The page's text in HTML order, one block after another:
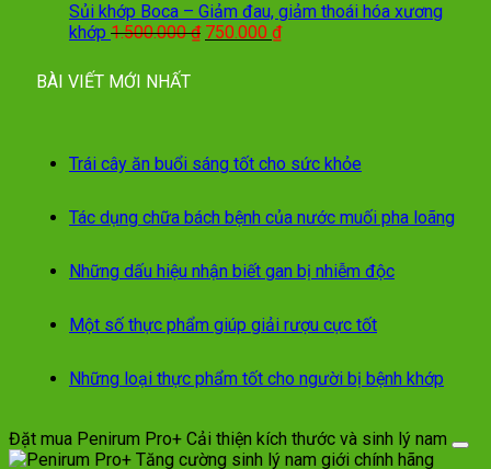
Sủi khớp Boca – Giảm đau, giảm thoái hóa xương
khớp 1.500.000₫ Giá
750.000 ₫Giá
BÀI VIẾT MỚI NHẤT
Trái cây ăn buổi sáng tốt cho sức khỏe
Tác dụng chữa bách bệnh của nước muối pha loãng
Những dấu hiệu nhận biết gan bị nhiễm độc
Một số thực phẩm giúp giải rượu cực tốt
Những loại thực phẩm tốt cho người bị bệnh khớp
Đặt mua Penirum Pro+ Cải thiện kích thước và sinh lý nam